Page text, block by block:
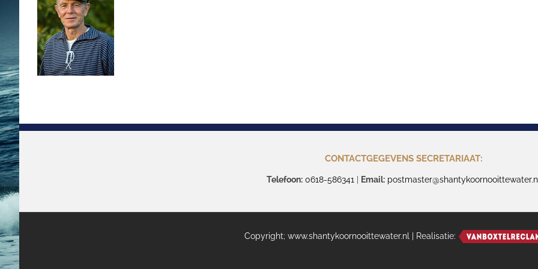
CONTACTGEGEVENS SECRETARIAAT:
Telefoon: 0618-586341 Email:
Copyright; www.shantykoornooittewater.nl | Realisatie: